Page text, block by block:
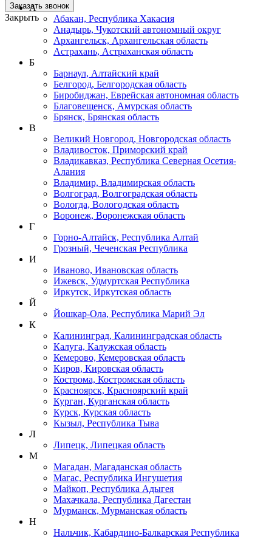
Заказать звонок
Закрыть
А
Абакан, Республика Хакасия
Анадырь, Чукотский автономный округ
Архангельск, Архангельская область
Астрахань, Астраханская область
Б
Барнаул, Алтайский край
Белгород, Белгородская область
Биробиджан, Еврейская автономная область
Благовещенск, Амурская область
Брянск, Брянская область
В
Великий Новгород, Новгородская область
Владивосток, Приморский край
Владикавказ, Республика Северная Осетия-
Алания
Владимир, Владимирская область
Волгоград, Волгоградская область
Вологда, Вологодская область
Воронеж, Воронежская область
Г
Горно-Алтайск, Республика Алтай
Грозный, Чеченская Республика
И
Иваново, Ивановская область
Ижевск, Удмуртская Республика
Иркутск, Иркутская область
Й
Йошкар-Ола, Республика Марий Эл
К
Калининград, Калининградская область
Калуга, Калужская область
Кемерово, Кемеровская область
Киров, Кировская область
Кострома, Костромская область
Красноярск, Красноярский край
Курган, Курганская область
Курск, Курская область
Кызыл, Республика Тыва
Л
Липецк, Липецкая область
М
Магадан, Магаданская область
Магас, Республика Ингушетия
Майкоп, Республика Адыгея
Махачкала, Республика Дагестан
Мурманск, Мурманская область
Н
Нальчик, Кабардино-Балкарская Республика